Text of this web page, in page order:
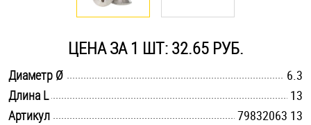
Такелаж
Хомуты
ЦЕНА ЗА 1 ШТ: 32.65 РУБ.
Диаметр Ø
6.3
Длина L
13
Артикул
79832063 13